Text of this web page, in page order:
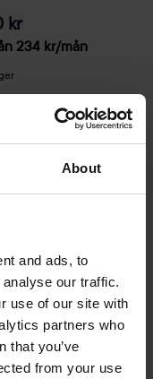
About
and ads, to
our traffic.
use of our site with
partners who
that you’ve
from your use
kr
234 kr/mån
miljön ca 16 kg